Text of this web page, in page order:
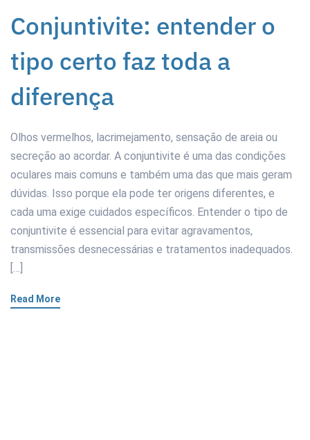
Conjuntivite: entender o
tipo certo faz toda a
diferença
Olhos vermelhos, lacrimejamento, sensação de areia ou
secreção ao acordar. A conjuntivite é uma das condições
oculares mais comuns e também uma das que mais geram
dúvidas. Isso porque ela pode ter origens diferentes, e
cada uma exige cuidados específicos. Entender o tipo de
conjuntivite é essencial para evitar agravamentos,
transmissões desnecessárias e tratamentos inadequados.
[…]
Read More